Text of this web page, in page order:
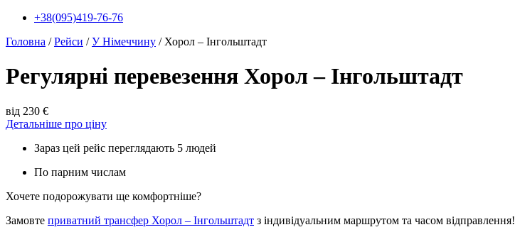
+38(095)419-76-76
Головна /Рейси /У Нiмеччину / Хорол – Інгольштадт
Регулярні перевезення Хорол – Інгольштадт
від 230 €
Детальніше про ціну
Зараз цей рейс переглядають 5 людей
По парним числам
Хочете подорожувати ще комфортніше?
Замовте приватний трансфер Хорол – Інгольштадт з індивідуальним маршрутом та часом відправлення!